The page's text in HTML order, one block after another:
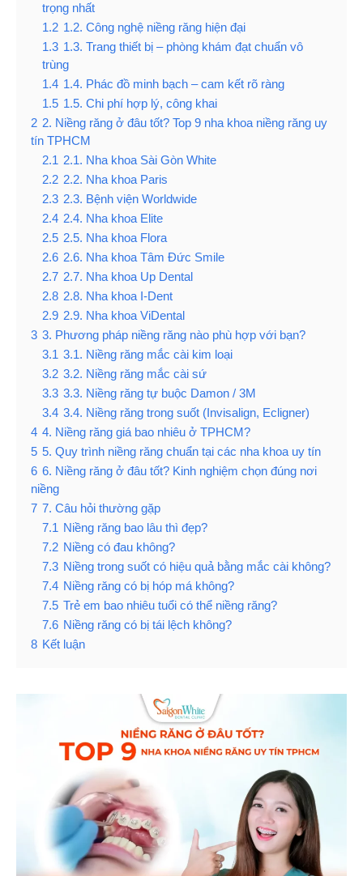
trọng nhất
1.2 1.2. Công nghệ niềng răng hiện đại
1.3 1.3. Trang thiết bị – phòng khám đạt chuẩn vô
trùng
1.4 1.4. Phác đồ minh bạch – cam kết rõ ràng
1.5 1.5. Chi phí hợp lý, công khai
2 2. Niềng răng ở đâu tốt? Top 9 nha khoa niềng răng uy
tín TPHCM
2.1 2.1. Nha khoa Sài Gòn White
2.2 2.2. Nha khoa Paris
2.3 2.3. Bệnh viện Worldwide
2.4 2.4. Nha khoa Elite
2.5 2.5. Nha khoa Flora
2.6 2.6. Nha khoa Tâm Đức Smile
2.7 2.7. Nha khoa Up Dental
2.8 2.8. Nha khoa I-Dent
2.9 2.9. Nha khoa ViDental
3 3. Phương pháp niềng răng nào phù hợp với bạn?
3.1 3.1. Niềng răng mắc cài kim loại
3.2 3.2. Niềng răng mắc cài sứ
3.3 3.3. Niềng răng tự buộc Damon / 3M
3.4 3.4. Niềng răng trong suốt (Invisalign, Ecligner)
4 4. Niềng răng giá bao nhiêu ở TPHCM?
5 5. Quy trình niềng răng chuẩn tại các nha khoa uy tín
6 6. Niềng răng ở đâu tốt? Kinh nghiệm chọn đúng nơi
niềng
7 7. Câu hỏi thường gặp
7.1 Niềng răng bao lâu thì đẹp?
7.2 Niềng có đau không?
7.3 Niềng trong suốt có hiệu quả bằng mắc cài không?
7.4 Niềng răng có bị hóp má không?
7.5 Trẻ em bao nhiêu tuổi có thể niềng răng?
7.6 Niềng răng có bị tái lệch không?
8 Kết luận